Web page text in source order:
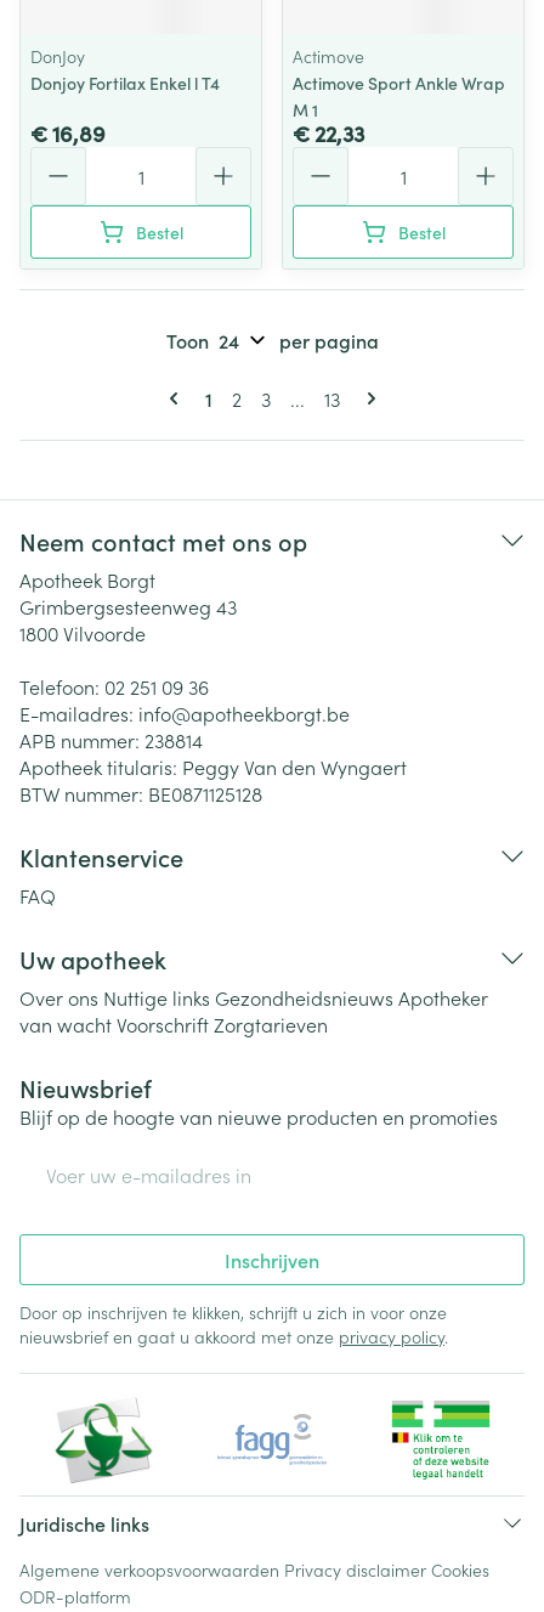
DonJoy
Donjoy Fortilax Enkel l T4
€ 16,89
Bestel
Actimove
Actimove Sport Ankle Wrap
M 1
€ 22,33
Bestel
Pagina's
U lees momenteel pagina
1 Pagina
2 Pagina
3 ... Pagina
13
Toon per pagina
Neem contact met ons op
Apotheek Borgt
Grimbergsesteenweg 43
1800Vilvoorde
Telefoon: 02 251 09 36
E-mailadres: info@apotheekborgt.be
APB nummer: 238814
Apotheek titularis: Peggy Van den Wyngaert
BTW nummer: BE0871125128
Klantenservice
FAQ
Uw apotheek
Over ons Nuttige links Gezondheidsnieuws Apotheker
van wachtVoorschriftZorgtarieven
Nieuwsbrief
Blijf op de hoogte van nieuwe producten en promoties
Inschrijven
Door op inschrijven te klikken, schrijft u zich in voor onze
nieuwsbrief en gaat u akkoord met onze privacy policy.
Juridische links
Algemene verkoopsvoorwaarden Privacy disclaimer Cookies
ODR-platform